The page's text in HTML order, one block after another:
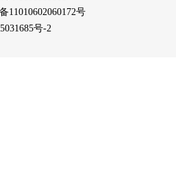
11010602060172号
号-2